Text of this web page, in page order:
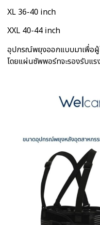
XL 36-40 inch
XXL 40-44 inch
อุปกรณ์พยุงออกแบบมาเพื่อ
โดยแผ่นซัพพอร์ทจะรองรับแร